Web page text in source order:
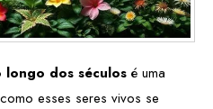
longo dos séculos é uma
esses seres vivos se